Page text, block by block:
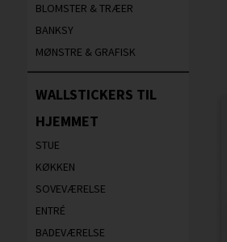
BLOMSTER & TRÆER
BANKSY
MØNSTRE & GRAFISK
WALLSTICKERS TIL
HJEMMET
STUE
KØKKEN
SOVEVÆRELSE
ENTRÉ
BADEVÆRELSE